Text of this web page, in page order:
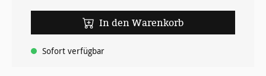
In den Warenkorb
Sofort verfügbar